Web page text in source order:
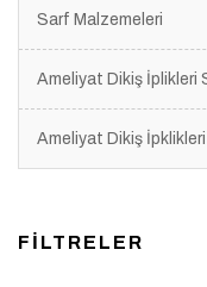
Sarf Malzemeleri
Ameliyat Dikiş İplikleri
Ameliyat Dikiş
FİLTRELER